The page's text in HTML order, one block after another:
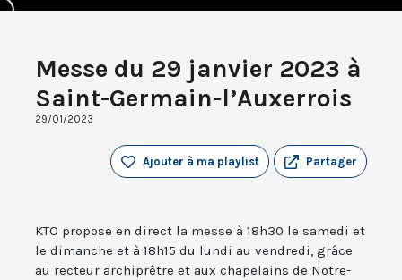
Messe du 29 janvier 2023 à
Saint-Germain-l’Auxerrois
29/01/2023
Partager
Ajouter à ma playlist
KTO propose en direct la messe à 18h30 le samedi et
le dimanche et à 18h15 du lundi au vendredi, grâce
au recteur archiprêtre et aux chapelains de Notre-